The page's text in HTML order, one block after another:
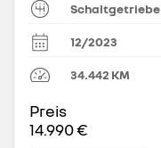
Schaltgetriebe
12/2023
34.442 KM
Preis
14.990 €